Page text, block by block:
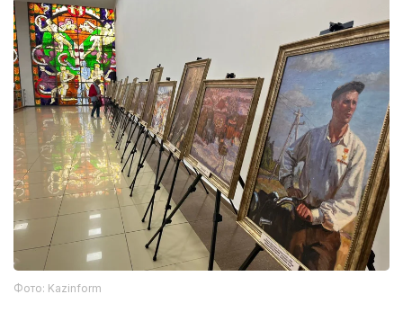
Фото: Kazinform